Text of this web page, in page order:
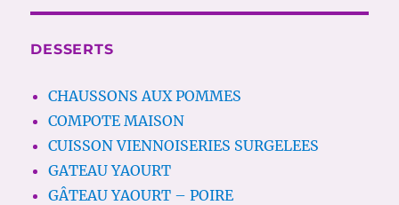
DESSERTS
CHAUSSONS AUX POMMES
COMPOTE MAISON
CUISSON VIENNOISERIES SURGELEES
GATEAU YAOURT
GÂTEAU YAOURT – POIRE